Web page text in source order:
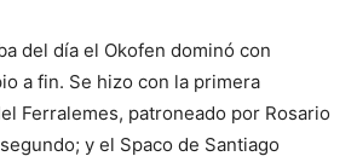
del día el Okofen dominó con
a fin. Se hizo con la primera
Ferralemes, patroneado por Rosario
y el Spaco de Santiago